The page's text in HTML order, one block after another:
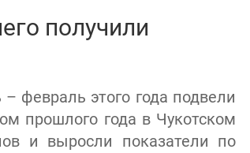
получили
февраль этого года подвели
прошлого года в Чукотском
и выросли показатели по